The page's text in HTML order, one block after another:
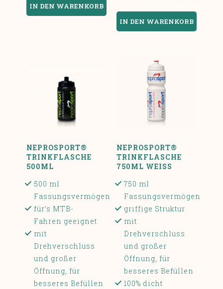
NEPROSPORT®
TRINKFLASCHE
500ML
500 ml
Fassungsvermögen
für’s MTB-
Fahren geeignet
mit
Drehverschluss
und großer
Öffnung, für
besseres Befüllen
NEPROSPORT®
TRINKFLASCHE
750ML WEISS
750 ml
Fassungsvermögen
griffige Struktur
mit
Drehverschluss
und großer
Öffnung, für
besseres Befüllen
100% dicht